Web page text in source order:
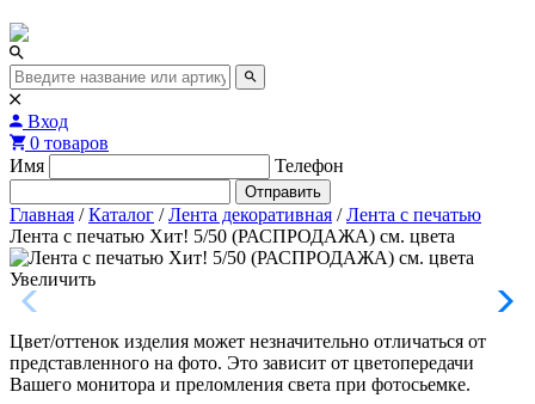
Вход
0 товаров
Имя
Телефон
Отправить
Главная / Каталог / Лента декоративная / Лента с печатью
Лента с печатью Хит! 5/50 (РАСПРОДАЖА) см. цвета
Увеличить
Цвет/оттенок изделия может незначительно отличаться от
представленного на фото. Это зависит от цветопередачи
Вашего монитора и преломления света при фотосьемке.